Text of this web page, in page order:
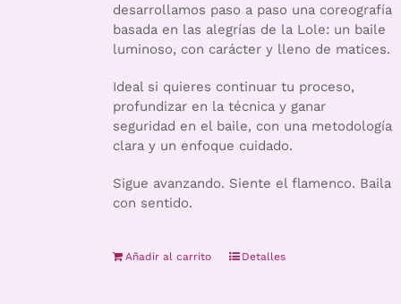
desarrollamos paso a paso una coreografía
basada en las alegrías de la Lole: un baile
luminoso, con carácter y lleno de matices.
Ideal si quieres continuar tu proceso,
profundizar en la técnica y ganar
seguridad en el baile, con una metodología
clara y un enfoque cuidado.
Sigue avanzando. Siente el flamenco. Baila
con sentido.
Añadir al carrito Detalles